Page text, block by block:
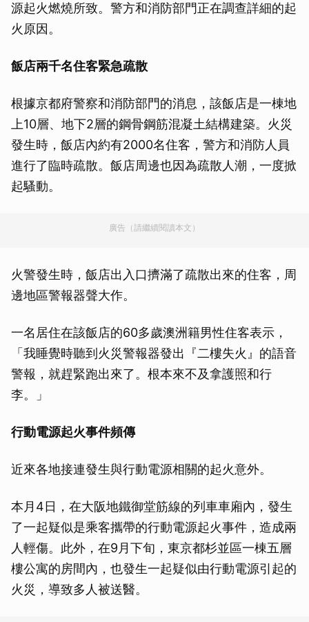
源起火燃燒所致。警方和消防部門正在調查詳細的起
火原因。
飯店兩千名住客緊急疏散
根據京都府警察和消防部門的消息，該飯店是一棟地
上10層、地下2層的鋼骨鋼筋混凝土結構建築。火災
發生時，飯店內約有2000名住客，警方和消防人員
進行了臨時疏散。飯店周邊也因為疏散人潮，一度掀
起騷動。
廣告（請繼續閱讀本文）
火警發生時，飯店出入口擠滿了疏散出來的住客，周
邊地區警報器聲大作。
一名居住在該飯店的60多歲澳洲籍男性住客表示，
「我睡覺時聽到火災警報器發出『二樓失火』的語音
警報，就趕緊跑出來了。根本來不及拿護照和行
李。」
行動電源起火事件頻傳
近來各地接連發生與行動電源相關的起火意外。
本月4日，在大阪地鐵御堂筋線的列車車廂內，發生
了一起疑似是乘客攜帶的行動電源起火事件，造成兩
人輕傷。此外，在9月下旬，東京都杉並區一棟五層
樓公寓的房間內，也發生一起疑似由行動電源引起的
火災，導致多人被送醫。